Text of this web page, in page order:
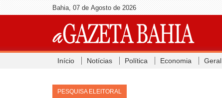
Bahia, 07 de Agosto de 2026
Início Notícias Política Economia Geral
PESQUISA ELEITORAL